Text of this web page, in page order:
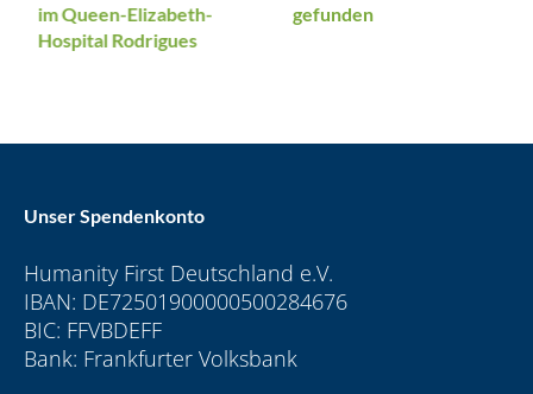
von
First und seine
im Queen-Elizabeth-
Humanity First Deutschland e.V.
IBAN: DE72501900000500284676
BIC: FFVBDEFF